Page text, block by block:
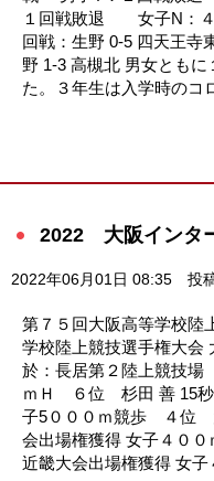
１回戦敗退 女子N：４
回戦：生野 0-5 四天王
野 1-3 高槻北 男女とも
た。３年生は入学時のコ
2022 大阪インタ
2022年06月01日 08:35 投
第７５回大阪高等学校陸
学校陸上競技選手権大会
於：長居第２陸上競技
ｍＨ ６位 杉田 善
子5０００ｍ競歩 ４
会出場権獲得 女子
近畿大会出場権獲得 女子